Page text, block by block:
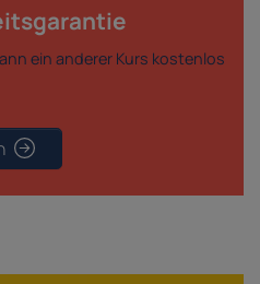
ein anderer Kurs kostenlos